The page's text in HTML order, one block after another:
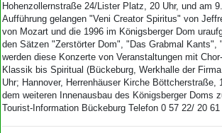
Start
Wer wir sind
Aktuelle Ausgabe
Abonnenten-Login
Abonnent werden
Abo Prämien
Archiv
Mediadaten
Hohenzollernstraße 24/Lister Platz, 20 Uhr, und am
Aufführung gelangen "Veni Creator Spiritus" von
von Mozart und die 1996 im Königsberger Dom
den Sätzen "Zerstörter Dom", "Das Grabmal Kants",
werden diese Konzerte von Veranstaltungen mit
Klassik bis Spiritual (Bückeburg, Werkhalle der
Uhr; Hannover, Herrenhäuser Kirche
dem weiteren Innenausbau des Königsberger Doms
Tourist-Information Bückeburg Telefon 0 57 22/ 20